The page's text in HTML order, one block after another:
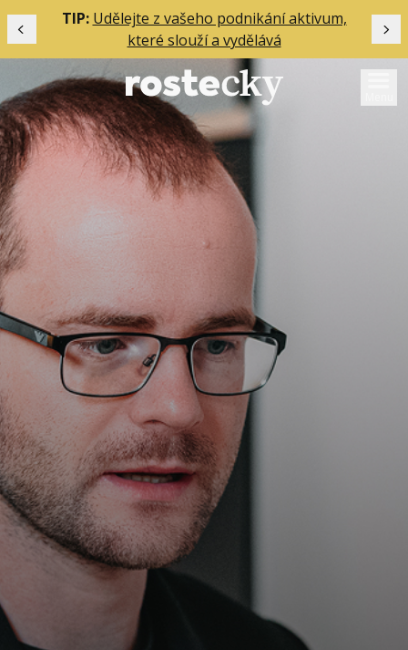
Předchozí
TIP: Udělejte z vašeho podnikání aktivum,
které slouží a vydělává
Mentoring
Podcasty
Solo
Akce
Inzerce
O mně
Přihlášení
Kontakt
Obchodní podmínky
Hledaná fráze